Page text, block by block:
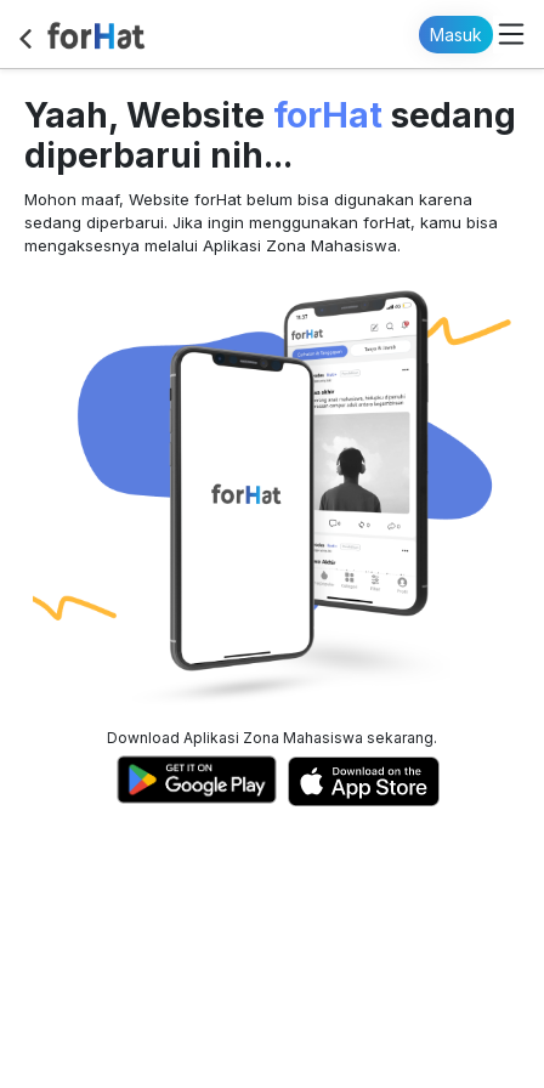
Masuk
Yaah, Website forHat sedang
diperbarui nih...
Mohon maaf, Website forHat belum bisa digunakan karena
sedang diperbarui. Jika ingin menggunakan forHat, kamu bisa
mengaksesnya melalui Aplikasi Zona Mahasiswa.
Download Aplikasi Zona Mahasiswa sekarang.